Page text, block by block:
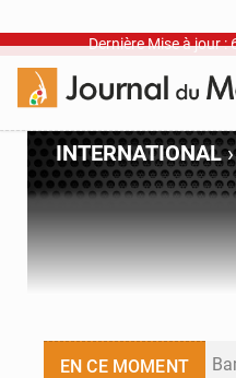
Dernière Mise à jour :
INTERNATIONAL
EN CE MOMENT